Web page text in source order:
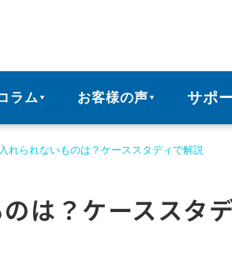
ラム ▼ お客様の声 ▼ サポ
れられないものは？ケーススタディで解説
は？ケーススタ